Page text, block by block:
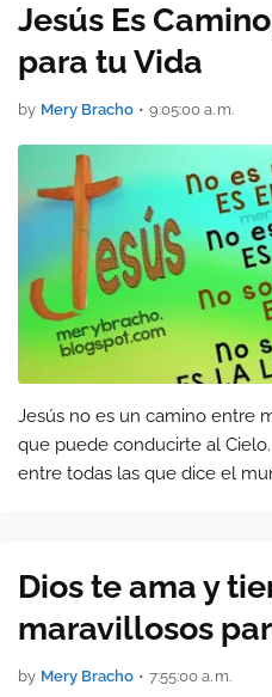
Jesús Es
para tu Vida
by Mery Bracho • 9:05:00 a. m.
Jesús no es un camino entre
que puede conducirte al
entre todas las que dice el
Dios te ama y
maravillosos
by Mery Bracho • 7:55:00 a. m.